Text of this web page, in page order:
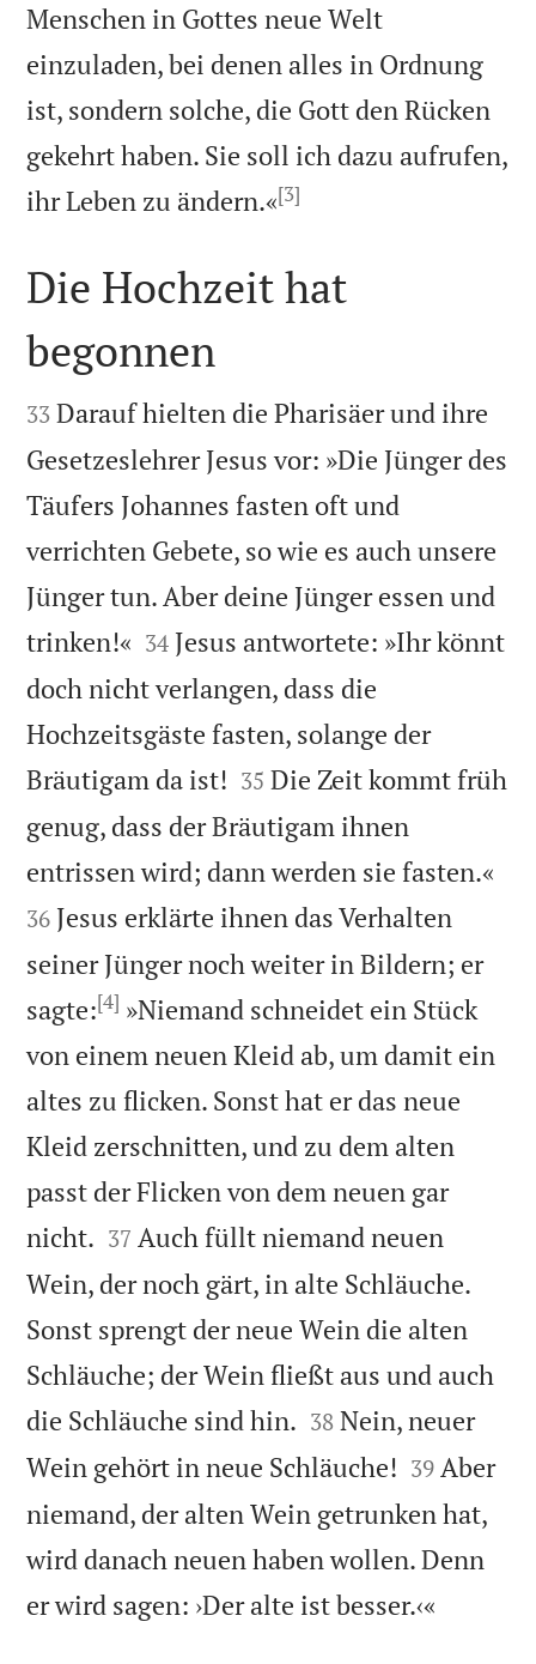
Menschen in Gottes neue Welt
einzuladen, bei denen alles in Ordnung
ist, sondern solche, die Gott den Rücken
gekehrt haben. Sie soll ich dazu aufrufen,
ihr Leben zu ändern.«[3]

Die Hochzeit hat
begonnen

33 Darauf hielten die Pharisäer und ihre
Gesetzeslehrer Jesus vor: »Die Jünger des
Täufers Johannes fasten oft und
verrichten Gebete, so wie es auch unsere
Jünger tun. Aber deine Jünger essen und
trinken!« 

34 Jesus antwortete: »Ihr könnt
doch nicht verlangen, dass die
Hochzeitsgäste fasten, solange der
Bräutigam da ist! 

35 Die Zeit kommt früh
genug, dass der Bräutigam ihnen
entrissen wird; dann werden sie fasten.«
36 Jesus erklärte ihnen das Verhalten
seiner Jünger noch weiter in Bildern; er
sagte:[4] »Niemand schneidet ein Stück
von einem neuen Kleid ab, um damit ein
altes zu flicken. Sonst hat er das neue
Kleid zerschnitten, und zu dem alten
passt der Flicken von dem neuen gar
nicht. 

37 Auch füllt niemand neuen
Wein, der noch gärt, in alte Schläuche.
Sonst sprengt der neue Wein die alten
Schläuche; der Wein fließt aus und auch
die Schläuche sind hin. 

38 Nein, neuer
Wein gehört in neue Schläuche! 

39 Aber
niemand, der alten Wein getrunken hat,
wird danach neuen haben wollen. Denn
er wird sagen: ›Der alte ist besser.‹«